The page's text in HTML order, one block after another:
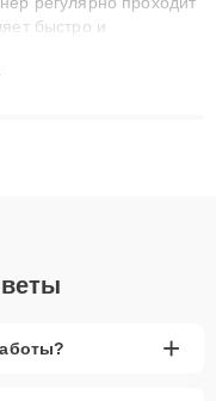
быстро и
решают
+